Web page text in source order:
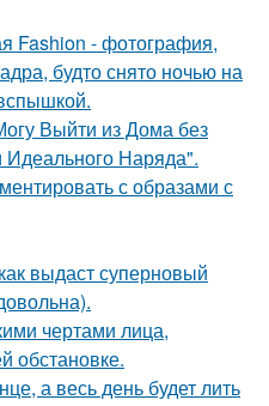
Fashion - фотография,
будто снято ночью на
Выйти из Дома без
Идеального Наряда".
с образами с
выдаст суперновый
чертами лица,
обстановке.
а весь день будет лить